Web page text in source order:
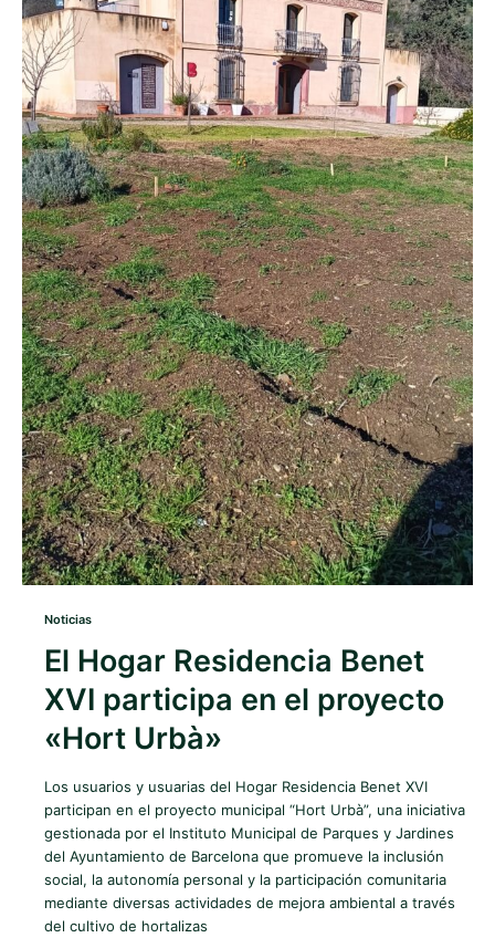
Noticias
El Hogar Residencia Benet
XVI participa en el proyecto
«Hort Urbà»
Los usuarios y usuarias del Hogar Residencia Benet XVI
participan en el proyecto municipal “Hort Urbà”, una iniciativa
gestionada por el Instituto Municipal de Parques y Jardines
del Ayuntamiento de Barcelona que promueve la inclusión
social, la autonomía personal y la participación comunitaria
mediante diversas actividades de mejora ambiental a través
del cultivo de hortalizas